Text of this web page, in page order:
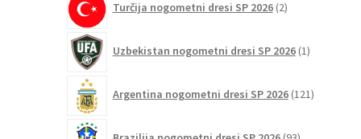
Turčija nogometni dresi SP 2026 2izdelka
Uzbekistan nogometni dresi SP 2026 1izdelek
Argentina nogometni dresi SP 2026 121izdelkov